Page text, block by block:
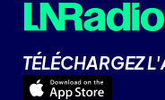
TÉLÉCHARGEZ